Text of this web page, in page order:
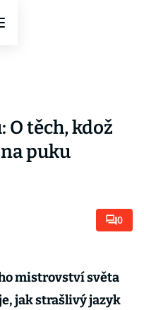
O těch, kdož
puku
0
mistrovství světa
jak strašlivý jazyk